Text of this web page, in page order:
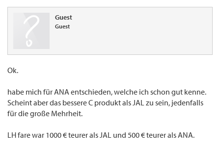
Guest
Guest
Ok.
habe mich für ANA entschieden, welche ich schon gut kenne.
Scheint aber das bessere C produkt als JAL zu sein, jedenfalls
für die große Mehrheit.
LH fare war 1000 € teurer als JAL und 500 € teurer als ANA.